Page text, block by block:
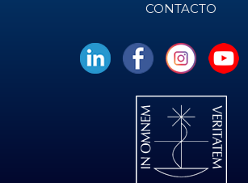
CONTACTO